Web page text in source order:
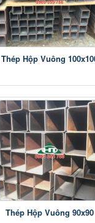
Thép Hộp Vuông
Thép Hộp Vuông 90x90